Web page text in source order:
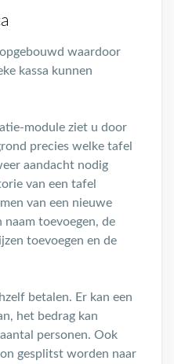
waardoor
kassa kunnen
module ziet u door
precies welke tafel
aandacht nodig
van een tafel
van een nieuwe
toevoegen, de
toevoegen en de
betalen. Er kan een
het bedrag kan
personen. Ook
gesplitst worden naar